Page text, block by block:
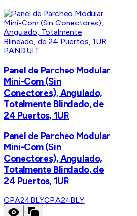
PANDUIT
Panel de Parcheo Modular
Mini-Com (Sin
Conectores), Angulado,
Totalmente Blindado, de
24 Puertos, 1UR
Panel de Parcheo Modular
Mini-Com (Sin
Conectores), Angulado,
Totalmente Blindado, de
24 Puertos, 1UR
CPA24BLYCPA24BLY